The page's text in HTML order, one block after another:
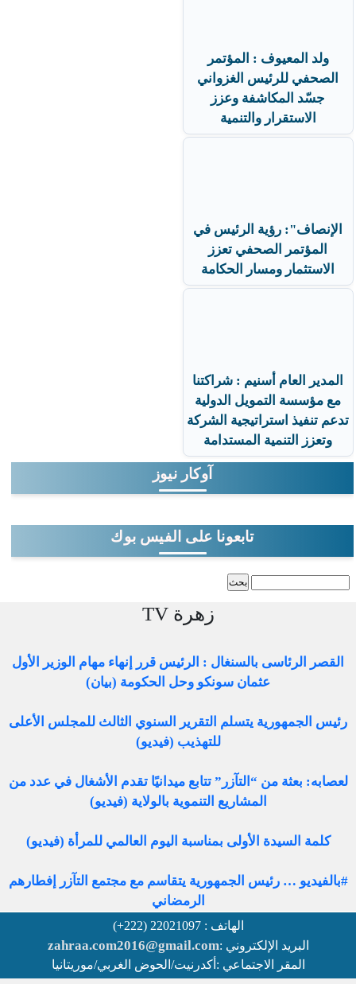
ولد المعيوف : المؤتمر
الصحفي للرئيس الغزواني
جسّد المكاشفة وعزز
الاستقرار والتنمية
الإنصاف": رؤية الرئيس في
المؤتمر الصحفي تعزز
الاستثمار ومسار الحكامة
المدير العام أسنيم : شراكتنا
مع مؤسسة التمويل الدولية
تدعم تنفيذ استراتيجية الشركة
وتعزز التنمية المستدامة
آوكار نيوز
تابعونا على الفيس بوك
استمارة البحث‏بحث ‏
زهرة TV
القصر الرئاسى بالسنغال : الرئيس قرر إنهاء مهام الوزير الأول
عثمان سونكو وحل الحكومة (بيان)
رئيس الجمهورية يتسلم التقرير السنوي الثالث للمجلس الأعلى
للتهذيب (فيديو)
لعصابه: بعثة من “التآزر” تتابع ميدانيًا تقدم الأشغال في عدد من
المشاريع التنموية بالولاية (فيديو)
كلمة السيدة الأولى بمناسبة اليوم العالمي للمرأة (فيديو)
#بالفيديو … رئيس الجمهورية يتقاسم مع مجتمع التآزر إفطارهم
الرمضاني
الهاتف : 22021097 (222+)
البريد الإلكتروني :zahraa.com2016@gmail.com
المقر الاجتماعي :أكدرنيت/الحوض الغربي/موريتانيا